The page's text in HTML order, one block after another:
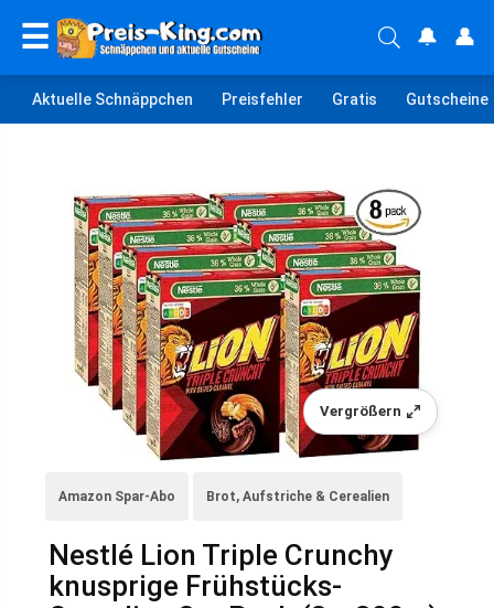
☰ 🔔 👤
Aktuelle Schnäppchen Preisfehler Gratis Gutscheine
Vergrößern
Amazon Spar-Abo Brot, Aufstriche & Cerealien
Nestlé Lion Triple Crunchy
knusprige Frühstücks-